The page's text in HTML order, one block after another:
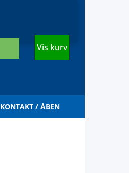
Vis kurv
KONTAKT / ÅBEN